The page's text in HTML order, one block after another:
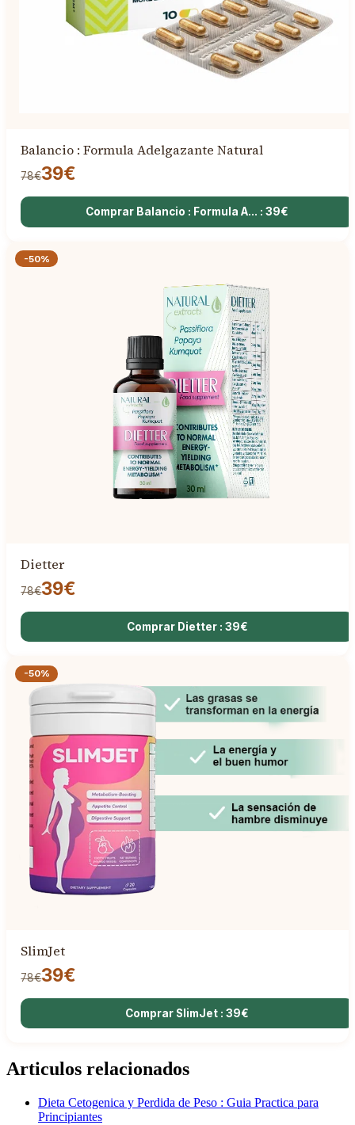
Balancio : Formula Adelgazante Natural
78€39€
Comprar Balancio : Formula A... : 39€
-50%
Dietter
78€39€
Comprar Dietter : 39€
-50%
SlimJet
78€39€
Comprar SlimJet : 39€
Articulos relacionados
Dieta Cetogenica y Perdida de Peso : Guia Practica para
Principiantes